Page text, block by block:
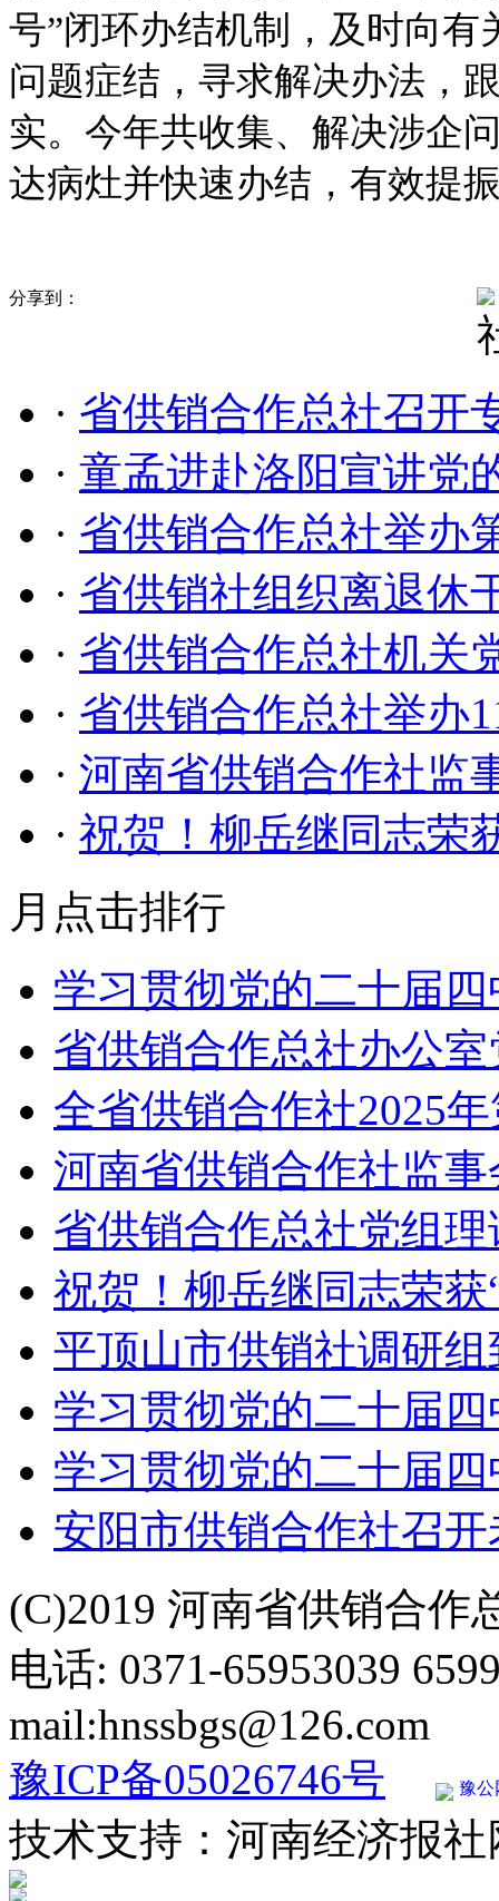
号”闭环办结机制，及时向
问题症结，寻求解决办法，
实。今年共收集、解决涉企
达病灶并快速办结，有效提
分享到：
· 省供销合作总社召开
· 童孟进赴洛阳宣讲党
· 省供销合作总社举办
· 省供销社组织离退休
· 省供销合作总社机关
· 省供销合作总社举办
· 河南省供销合作社监
· 祝贺！柳岳继同志荣
月点击排行
学习贯彻党的二十届
省供销合作总社办公
全省供销合作社2025
河南省供销合作社监
省供销合作总社党组
祝贺！柳岳继同志荣
平顶山市供销社调研
学习贯彻党的二十届
学习贯彻党的二十届
安阳市供销合作社召
(C)2019 河南省供销合作
电话: 0371-65953039
mail:hnssbgs@126.com
豫ICP备05026746号
豫公
技术支持：河南经济报社